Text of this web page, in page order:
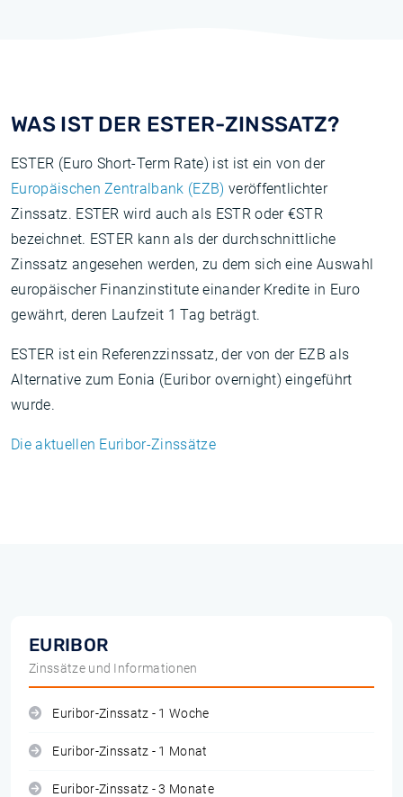
WAS IST DER ESTER-ZINSSATZ?
ESTER (Euro Short-Term Rate) ist ist ein von der
Europäischen Zentralbank (EZB) veröffentlichter
Zinssatz. ESTER wird auch als ESTR oder €STR
bezeichnet. ESTER kann als der durchschnittliche
Zinssatz angesehen werden, zu dem sich eine Auswahl
europäischer Finanzinstitute einander Kredite in Euro
gewährt, deren Laufzeit 1 Tag beträgt.
ESTER ist ein Referenzzinssatz, der von der EZB als
Alternative zum Eonia (Euribor overnight) eingeführt
wurde.
Die aktuellen Euribor-Zinssätze
EURIBOR
Zinssätze und Informationen
Euribor-Zinssatz - 1 Woche
Euribor-Zinssatz - 1 Monat
Euribor-Zinssatz - 3 Monate